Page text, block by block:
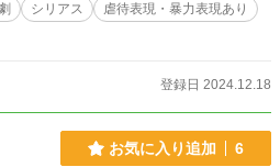
シリアス
虐待表現・暴力表現あり
登録日 2024.12.18
お気に入り追加 6